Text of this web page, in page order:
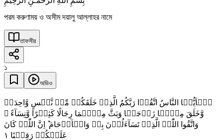
পরম করুণাময় ও অসীম দয়ালু আল্লাহর নামে
তাফসীর
১
অডিও
یٰۤاَیُّہَا النَّاسُ اتَّقُوۡا رَبَّکُمُ الَّذِیۡ خَلَقَکُمۡ مِّنۡ نَّفۡسٍ وَّاحِدَۃٍ
وَّخَلَقَ مِنۡہَا زَوۡجَہَا وَبَثَّ مِنۡہُمَا رِجَالًا کَثِیۡرًا وَّنِسَآءً ۚ
وَاتَّقُوا اللّٰہَ الَّذِیۡ تَسَآءَلُوۡنَ بِہٖ وَالۡاَرۡحَامَ ؕ اِنَّ اللّٰہَ کَانَ
عَلَیۡکُمۡ رَقِیۡبًا ١